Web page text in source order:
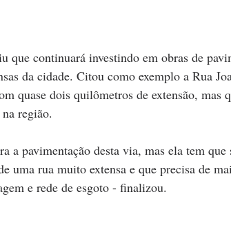
que continuará investindo em obras de
da cidade. Citou como exemplo a Rua
quase dois quilômetros de extensão, mas
região.
a pavimentação desta via, mas ela tem que
uma rua muito extensa e que precisa de
e rede de esgoto - finalizou.